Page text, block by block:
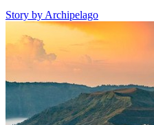
Story by Archipelago